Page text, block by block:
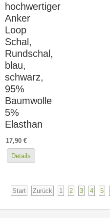
hochwertiger
Anker
Loop
Schal,
Rundschal,
blau,
schwarz,
95%
Baumwolle
5%
Elasthan
17,90 €
Details
Start Zurück 1 2 3 4 5